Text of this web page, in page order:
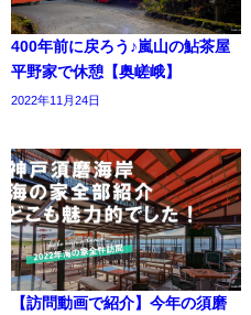
400年前に戻ろう♪嵐山の鮎茶屋
平野家で休憩【奥嵯峨】
2022年11月24日
【訪問動画で紹介】今年の須磨